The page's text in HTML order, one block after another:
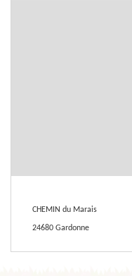
CHEMIN du Marais
24680 Gardonne